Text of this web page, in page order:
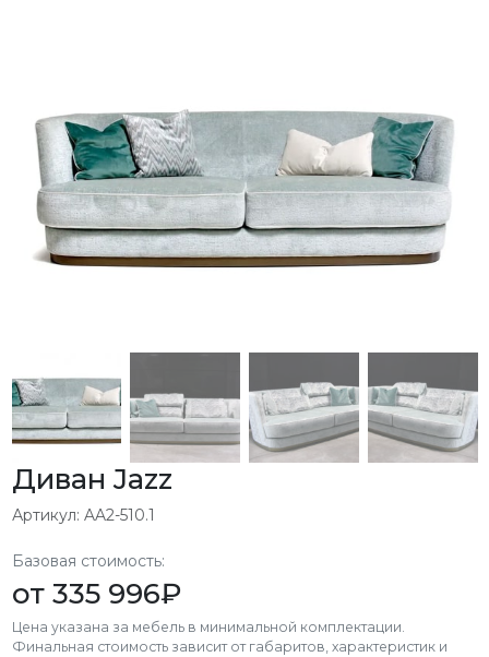
Диван Jazz
Артикул: AA2-510.1
Базовая стоимость:
от 335 996₽
Цена указана за мебель в минимальной комплектации.
Финальная стоимость зависит от габаритов, характеристик и